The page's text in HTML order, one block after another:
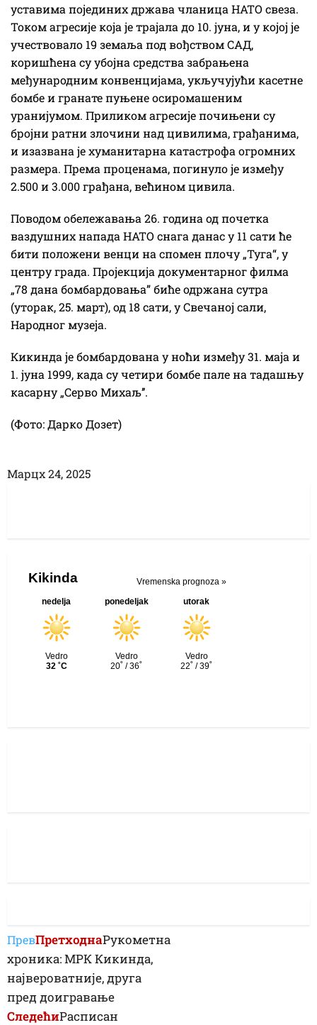
уставима појединих држава чланица НАТО свеза.
Током агресије која је трајала до 10. јуна, и у којој је
учествовало 19 земаља под вођством САД,
коришћена су убојна средства забрањена
међународним конвенцијама, укључујући касетне
бомбе и гранате пуњене осиромашеним
уранијумом. Приликом агресије почињени су
бројни ратни злочини над цивилима, грађанима,
и изазвана је хуманитарна катастрофа огромних
размера. Према проценама, погинуло је између
2.500 и 3.000 грађана, већином цивила.
Поводом обележавања 26. година од почетка
ваздушних напада НАТО снага данас у 11 сати ће
бити положени венци на спомен плочу „Туга“, у
центру града. Пројекција документарног филма
„78 дана бомбардовања” биће одржана сутра
(уторак, 25. март), од 18 сати, у Свечаној сали,
Народног музеја.
Кикинда је бомбардована у ноћи између 31. маја и
1. јуна 1999, када су четири бомбе пале на тадашњу
касарну „Серво Михаљ’’.
(Фото: Дарко Дозет)
Марцх 24, 2025
ПревПретходнаРукометна
хроника: МРК Кикинда,
највероватније, друга
пред доигравање
СледећиРасписан